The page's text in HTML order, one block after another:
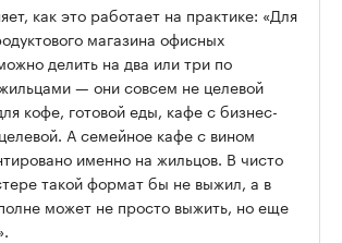
как это работает на практике: «Для
магазина офисных
делить на два или три по
— они совсем не целевой
кофе, готовой еды, кафе с бизнес-
А семейное кафе с вином
именно на жильцов. В чисто
такой формат бы не выжил, а в
может не просто выжить, но еще